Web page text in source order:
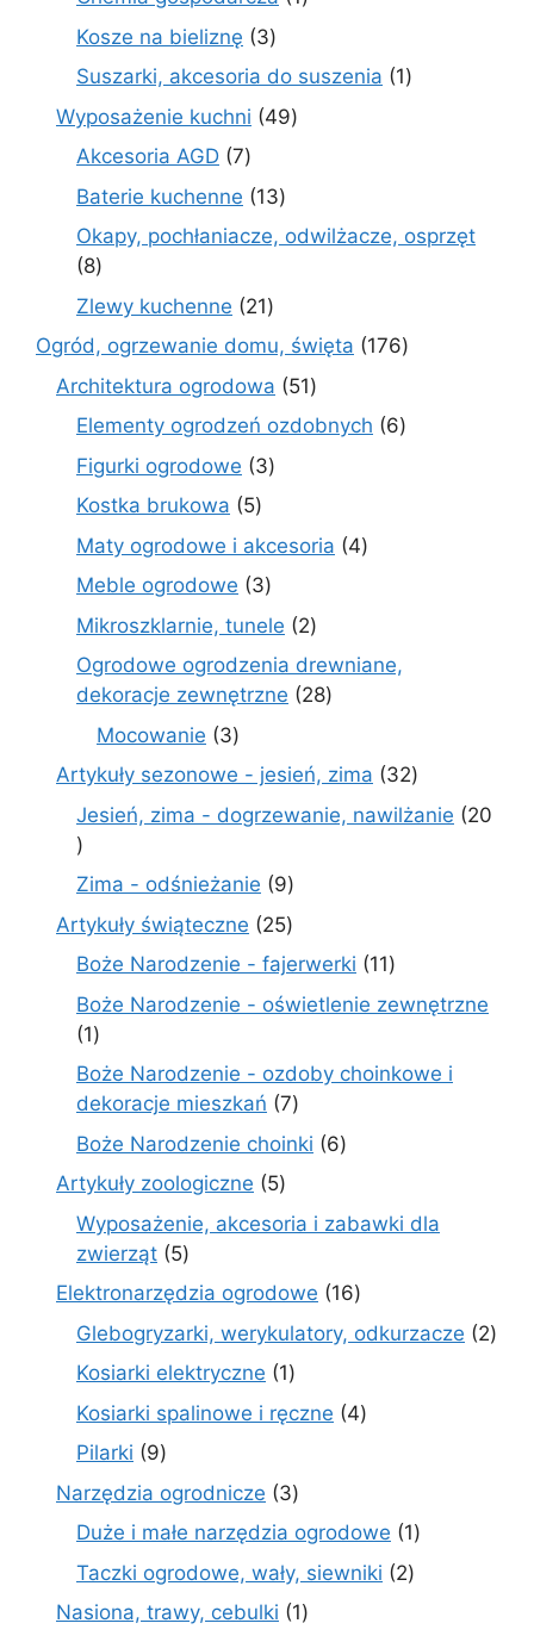
Kosze na bieliznę 33
produkty
Suszarki, akcesoria do suszenia 11
Wyposażenie kuchni 4949
Akcesoria AGD 77
produktów
Baterie kuchenne 1313
produktów
Okapy, pochłaniacze, odwilżacze, osprzęt
88
produktów
Zlewy kuchenne 2121
produktów
Ogród, ogrzewanie domu, święta 176176
Architektura ogrodowa 5151
produktów
Elementy ogrodzeń ozdobnych 66
Figurki ogrodowe 33
Kostka brukowa 55
produktów
Maty ogrodowe i akcesoria 44
Meble ogrodowe 33
produkty
Mikroszklarnie, tunele 22
produkty
Ogrodowe ogrodzenia drewniane,
dekoracje zewnętrzne
2828
Mocowanie 33
produkty
Artykuły sezonowe - jesień, zima 3232
produkty
Jesień, zima - dogrzewanie, nawilżanie
20
20
produktów
Zima - odśnieżanie 99
produktów
Artykuły świąteczne 2525
produktów
Boże Narodzenie - fajerwerki 1111
produktów
Boże Narodzenie - oświetlenie zewnętrzne
11
produkt
Boże Narodzenie - ozdoby choinkowe i
dekoracje mieszkań 77
produktów
Boże Narodzenie choinki 66
Artykuły zoologiczne 55
produktów
Wyposażenie, akcesoria i zabawki dla
zwierząt 55
produktów
Elektronarzędzia ogrodowe 1616
produktów
Glebogryzarki, werykulatory, odkurzacze 22
Kosiarki elektryczne 11
produkt
Kosiarki spalinowe i ręczne 44
Pilarki 99
produktów
Narzędzia ogrodnicze 33
produkty
Duże i małe narzędzia ogrodowe 11
Taczki ogrodowe, wały, siewniki 22
Nasiona, trawy, cebulki 11